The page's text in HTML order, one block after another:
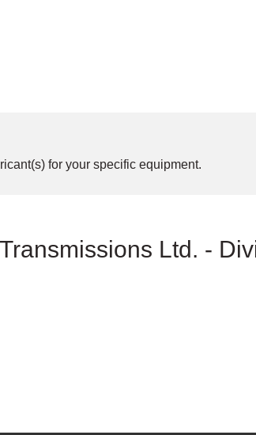
for your specific equipment.
Ltd. -